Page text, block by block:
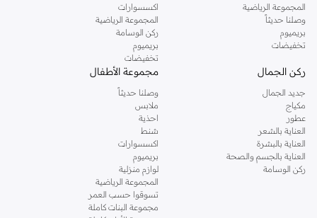
المجموعة الرياضية
وصلنا حديثاً
بريميوم
تخفيضات
اكسسوارات
المجموعة الرياضية
ركن الوسامة
بريميوم
تخفيضات
ركن الجمال
جديد الجمال
مكياج
عطور
العناية بالشعر
العناية بالبشرة
العناية بالجسم والصحة
ركن الوسامة
مجموعة الأطفال
وصلنا حديثاً
ملابس
احذية
شنط
اكسسوارات
بريميوم
لوازم منزلية
المجموعة الرياضية
تسوقوا حسب العمر
مجموعة البنات كاملة